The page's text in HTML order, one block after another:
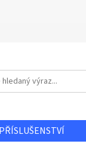
PŘÍSLUŠENSTVÍ